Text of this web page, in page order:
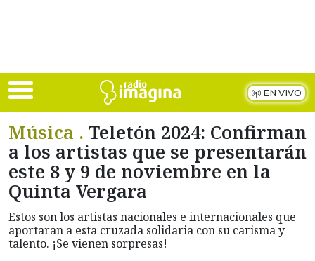
EN VIVO
Música . Teletón 2024: Confirman
a los artistas que se presentarán
este 8 y 9 de noviembre en la
Quinta Vergara
Estos son los artistas nacionales e internacionales que
aportaran a esta cruzada solidaria con su carisma y
talento. ¡Se vienen sorpresas!